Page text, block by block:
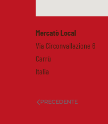
Mercatò Local
Via Circonvallazione 6
Carrù
Italia
PRECEDENTE